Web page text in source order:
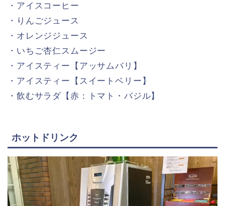
・アイスコーヒー
・りんごジュース
・オレンジジュース
・いちご杏仁スムージー
・アイスティー【アッサムバリ】
・アイスティー【スイートベリー】
・飲むサラダ【赤：トマト・バジル】
ホットドリンク